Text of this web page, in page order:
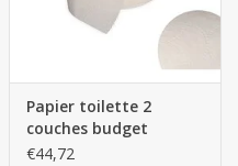
Papier toilette 2
couches budget
€44,72